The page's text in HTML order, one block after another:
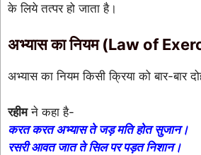
के लिये तत्पर हो जाता है।
अभ्यास का नियम (Law of
अभ्यास का नियम किसी क्रिया को बार-बार
रहीमने कहा है-
करत करत अभ्यास ते जड़ मति होत सुजान।
रसरी आवत जात ते सिल पर पड़त निशान।